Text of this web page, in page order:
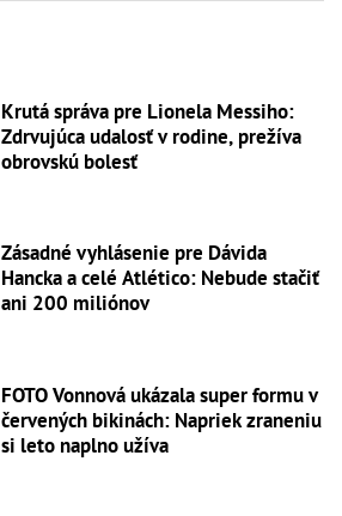
Krutá správa pre Lionela Messiho:
Zdrvujúca udalosť v rodine, prežíva
obrovskú bolesť
Zásadné vyhlásenie pre Dávida
Hancka a celé Atlético: Nebude stačiť
ani 200 miliónov
FOTO Vonnová ukázala super formu v
červených bikinách: Napriek zraneniu
si leto naplno užíva